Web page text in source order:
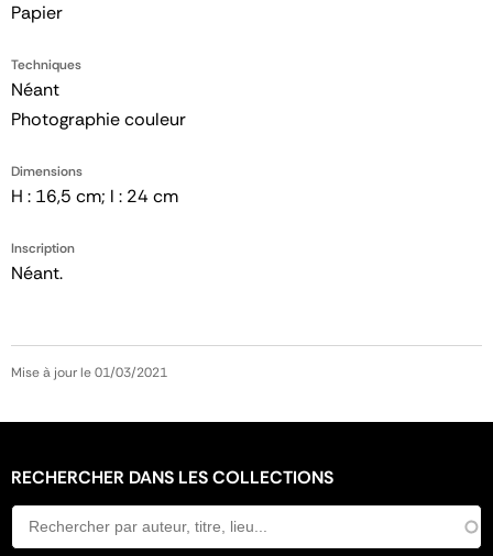
Papier
Techniques
Néant
Photographie couleur
Dimensions
H : 16,5 cm; l : 24 cm
Inscription
Néant.
Mise à jour le 01/03/2021
RECHERCHER DANS LES COLLECTIONS